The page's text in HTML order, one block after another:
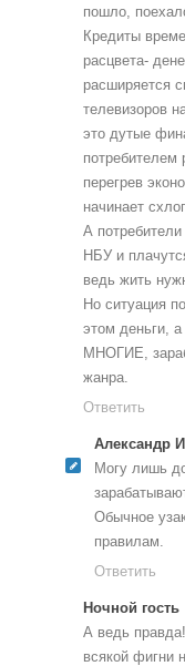
пошло,
Кредиты
расцвета-
расширяется
телевизоров
это дутые
потребителем
перегрев
начинает
А
НБУ и
ведь жить
Но ситуация
этом деньги,
МНОГИЕ,
жанра.
Ответить
Александр
Могу лишь
Обычное
правилам.
Ответить
Ночной гость
А ведь
всякой фигни